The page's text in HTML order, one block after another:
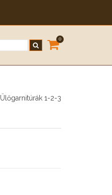
0
Ülőgarnitúrák 1-2-3